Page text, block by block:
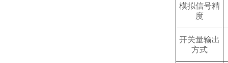
模拟信号精
度
开关量输出
方式